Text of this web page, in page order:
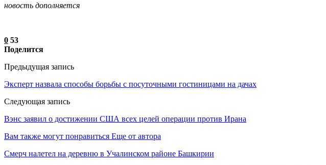
новость дополняется
0 53
Поделится
Предыдущая запись
Эксперт назвала способы борьбы с посуточными гостиницами на дачах
Следующая запись
Вэнс заявил о достижении США всех целей операции против Ирана
Вам также могут понравиться Еще от автора
Смерч налетел на деревню в Учалинском районе Башкирии